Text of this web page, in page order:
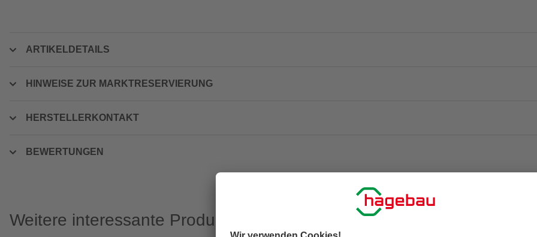
ARTIKELDETAILS
HINWEISE ZUR MARKTRESERVIERUNG
HERSTELLERKONTAKT
BEWERTUNGEN
Weitere interessante Produkte